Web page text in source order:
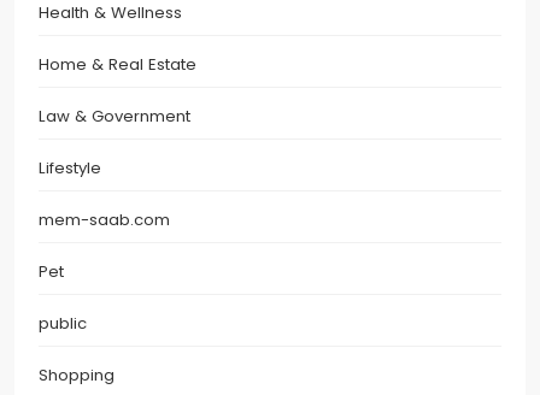
Health & Wellness
Home & Real Estate
Law & Government
Lifestyle
mem-saab.com
Pet
public
Shopping